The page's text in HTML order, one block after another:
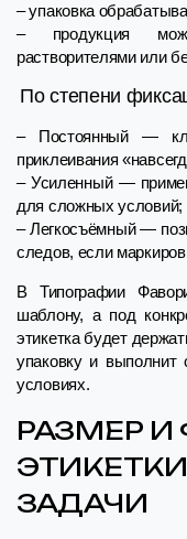
– упаковка
– продукция
растворителями или
По степени
– Постоянный —
приклеивания
– Усиленный —
для сложных условий;
– Легкосъёмный —
следов, если
В Типографии
шаблону, а под
этикетка будет
упаковку и
условиях.
РАЗМЕР
ЗАДАЧИ